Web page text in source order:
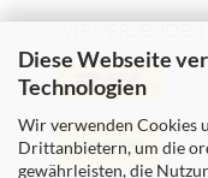
Diese Webseite
Technologien
Wir verwenden Cookies
Drittanbietern, um die
gewährleisten, die